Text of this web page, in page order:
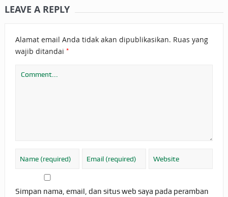
LEAVE A REPLY
Alamat email Anda tidak akan dipublikasikan. Ruas yang
wajib ditandai *
Simpan nama, email, dan situs web saya pada peramban